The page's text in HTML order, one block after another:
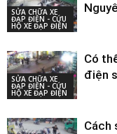
SỬA CHỮA XE
ĐẠP ĐIỆN - CỨU
HỘ XE ĐẠP ĐIỆN
SỬA CHỮA XE
ĐẠP ĐIỆN - CỨU
HỘ XE ĐẠP ĐIỆN
Có
điện
Cách